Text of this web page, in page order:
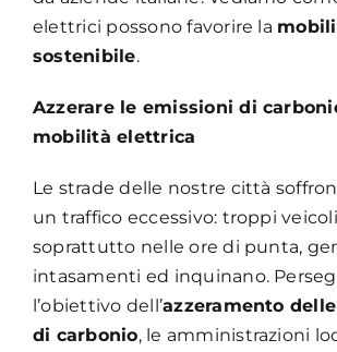
elettrici possono favorire la
sostenibile.
Azzerare le emissioni di
mobilità elettrica
Le strade delle nostre città
un traffico eccessivo: troppi
soprattutto nelle ore di punta,
intasamenti ed inquinano.
l’obiettivo dell’azzeramento
di carbonio, le amministrazioni